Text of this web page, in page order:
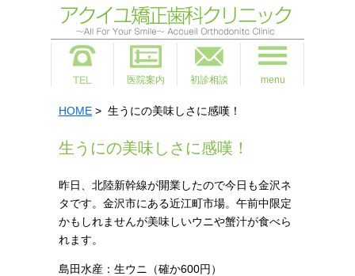
医院案内 初診相談 menu
HOME > 生うにの美味しさに感嘆！
生うにの美味しさに感嘆！
昨日、北陸新幹線が開業したので今日も金沢ネ
タです。金沢市にある近江町市場。午前中限定
かもしれませんが美味しいウニや蟹汁が食べら
れます。
島田水産：生ウニ（確か600円）